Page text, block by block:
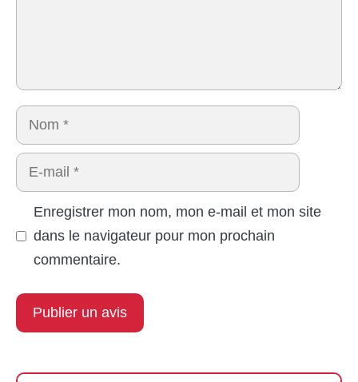
Nom
E-
mail
Enregistrer mon nom, mon e-mail et mon site
dans le navigateur pour mon prochain
commentaire.